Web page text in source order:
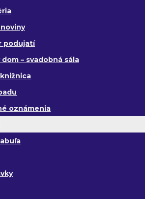
podujatí
– svadobná sála
oznámenia